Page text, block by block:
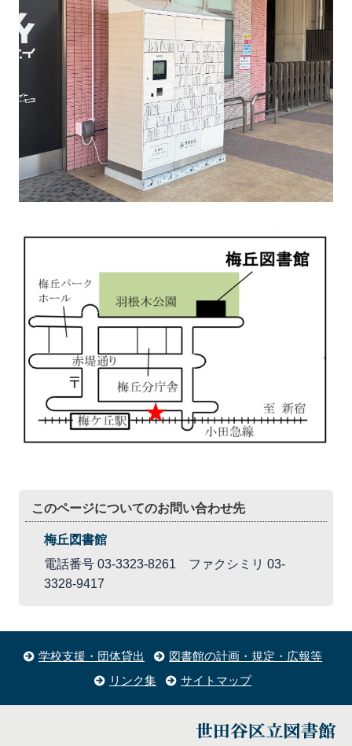
このページについてのお問い合わせ先
梅丘図書館
電話番号 03-3323-8261 ファクシミリ 03-
3328-9417
学校支援・団体貸出
図書館の計画・規定・広報等
リンク集
サイトマップ